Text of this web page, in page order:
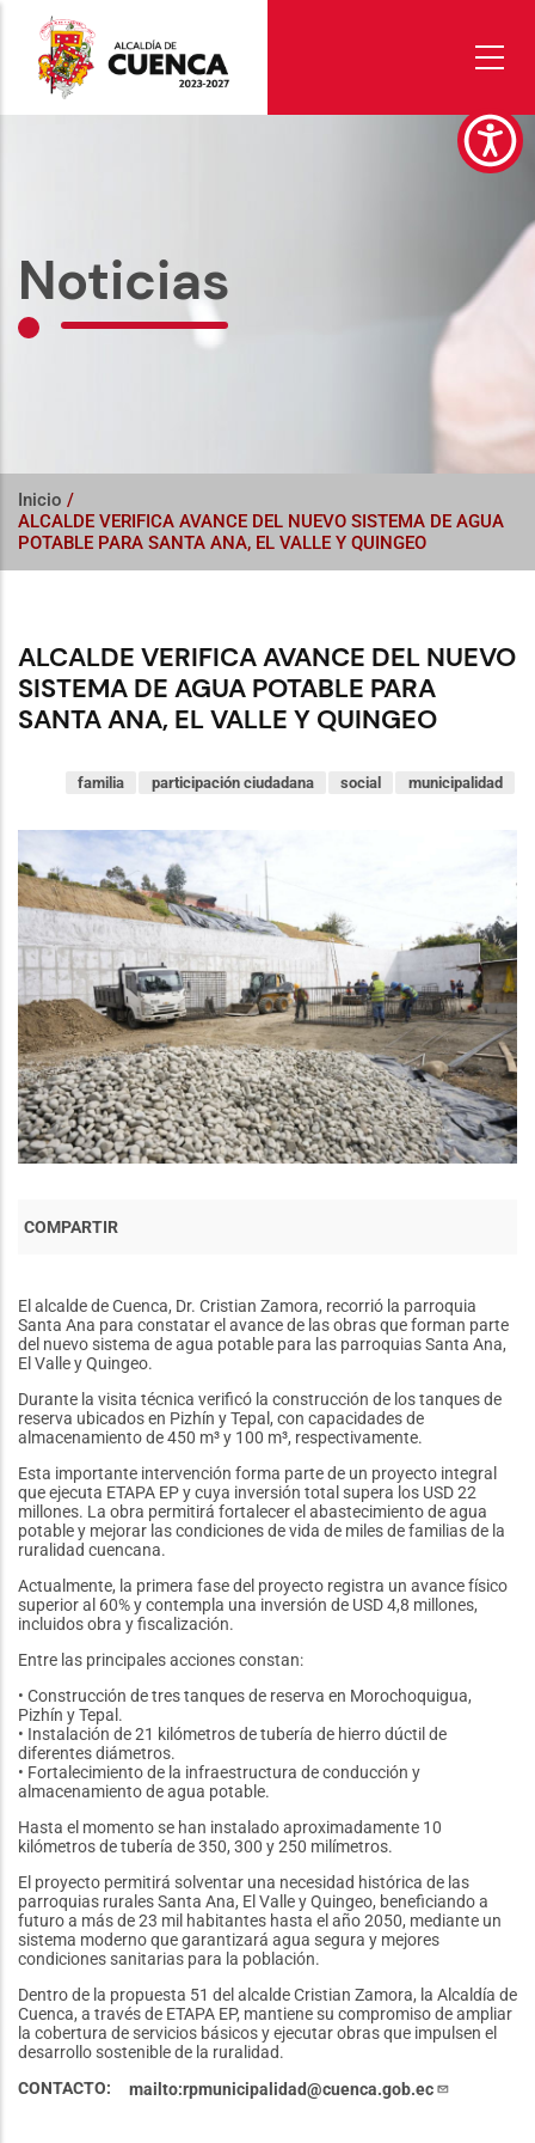
contenido
principal
Noticias
Inicio /
ALCALDE VERIFICA AVANCE DEL NUEVO SISTEMA DE AGUA
POTABLE PARA SANTA ANA, EL VALLE Y QUINGEO
ALCALDE VERIFICA AVANCE DEL NUEVO
SISTEMA DE AGUA POTABLE PARA
SANTA ANA, EL VALLE Y QUINGEO
municipalidad
social
participación ciudadana
familia
El alcalde de Cuenca, Dr. Cristian Zamora, recorrió la parroquia
Santa Ana para constatar el avance de las obras que forman parte
del nuevo sistema de agua potable para las parroquias Santa Ana,
El Valle y Quingeo.
Durante la visita técnica verificó la construcción de los tanques de
reserva ubicados en Pizhín y Tepal, con capacidades de
almacenamiento de 450 m³ y 100 m³, respectivamente.
Esta importante intervención forma parte de un proyecto integral
que ejecuta ETAPA EP y cuya inversión total supera los USD 22
millones. La obra permitirá fortalecer el abastecimiento de agua
potable y mejorar las condiciones de vida de miles de familias de la
ruralidad cuencana.
Actualmente, la primera fase del proyecto registra un avance físico
superior al 60% y contempla una inversión de USD 4,8 millones,
incluidos obra y fiscalización.
Entre las principales acciones constan:
• Construcción de tres tanques de reserva en Morochoquigua,
Pizhín y Tepal.
• Instalación de 21 kilómetros de tubería de hierro dúctil de
diferentes diámetros.
• Fortalecimiento de la infraestructura de conducción y
almacenamiento de agua potable.
Hasta el momento se han instalado aproximadamente 10
kilómetros de tubería de 350, 300 y 250 milímetros.
El proyecto permitirá solventar una necesidad histórica de las
parroquias rurales Santa Ana, El Valle y Quingeo, beneficiando a
futuro a más de 23 mil habitantes hasta el año 2050, mediante un
sistema moderno que garantizará agua segura y mejores
condiciones sanitarias para la población.
Dentro de la propuesta 51 del alcalde Cristian Zamora, la Alcaldía de
Cuenca, a través de ETAPA EP, mantiene su compromiso de ampliar
la cobertura de servicios básicos y ejecutar obras que impulsen el
desarrollo sostenible de la ruralidad.
CONTACTO
mailto:rpmunicipalidad@cuenca.gob.ec